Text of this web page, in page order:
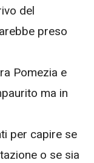
del
preso
Pomezia e
ma in
per capire se
o se sia